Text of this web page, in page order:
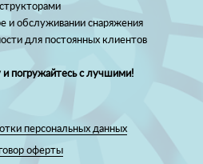
и обслуживании снаряжения
для постоянных клиентов
и погружайтесь с лучшими!
персональных данных
оферты